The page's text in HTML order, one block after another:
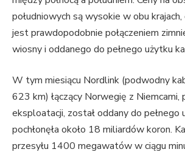
południowych są wysokie w obu
jest prawdopodobnie połączeniem
wiosny i oddanego do pełnego użytku
W tym miesiącu Nordlink (podwodny
623 km) łączący Norwegię z Niemcami,
eksploatacji, został oddany do pełnego
pochłonęła około 18 miliardów koron.
przesyłu 1400 megawatów w ciągu